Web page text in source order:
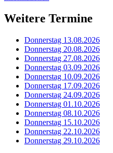
Weitere Termine
Donnerstag 13.08.2026
Donnerstag 20.08.2026
Donnerstag 27.08.2026
Donnerstag 03.09.2026
Donnerstag 10.09.2026
Donnerstag 17.09.2026
Donnerstag 24.09.2026
Donnerstag 01.10.2026
Donnerstag 08.10.2026
Donnerstag 15.10.2026
Donnerstag 22.10.2026
Donnerstag 29.10.2026